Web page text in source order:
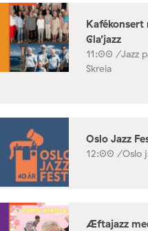
Kafékonsert
Gla’jazz
11:00 /Jazz
Skreia
Oslo Jazz
12:00 /Oslo
Æftajazz